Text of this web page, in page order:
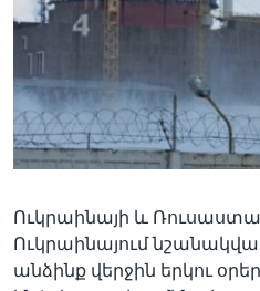
Լեզուներ
Ուկրաինայի և
Ուկրաինայում
անձինք վերջին երկու